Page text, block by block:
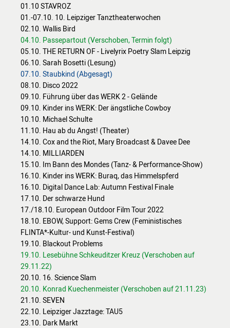
01.10 STAVROZ
01.-07.10. 10. Leipziger Tanztheaterwochen
02.10. Wallis Bird
04.10. Passepartout (Verschoben, Termin folgt)
05.10. THE RETURN OF - Livelyrix Poetry Slam Leipzig
06.10. Sarah Bosetti (Lesung)
07.10. Staubkind (Abgesagt)
08.10. Disco 2022
09.10. Führung über das WERK 2 - Gelände
09.10. Kinder ins WERK: Der ängstliche Cowboy
10.10. Michael Schulte
11.10. Hau ab du Angst! (Theater)
14.10. Cox and the Riot, Mary Broadcast & Davee Dee
14.10. MILLIARDEN
15.10. Im Bann des Mondes (Tanz- & Performance-Show)
16.10. Kinder ins WERK: Buraq, das Himmelspferd
16.10. Digital Dance Lab: Autumn Festival Finale
17.10. Der schwarze Hund
17./18.10. European Outdoor Film Tour 2022
18.10. EBOW, Support: Gems Crew (Feministisches
FLINTA*-Kultur- und Kunst-Festival)
19.10. Blackout Problems
19.10. Lesebühne Schkeuditzer Kreuz (Verschoben auf
29.11.22)
20.10. 16. Science Slam
20.10. Konrad Kuechenmeister (Verschoben auf 21.11.23)
21.10. SEVEN
22.10. Leipziger Jazztage: TAU5
23.10. Dark Markt